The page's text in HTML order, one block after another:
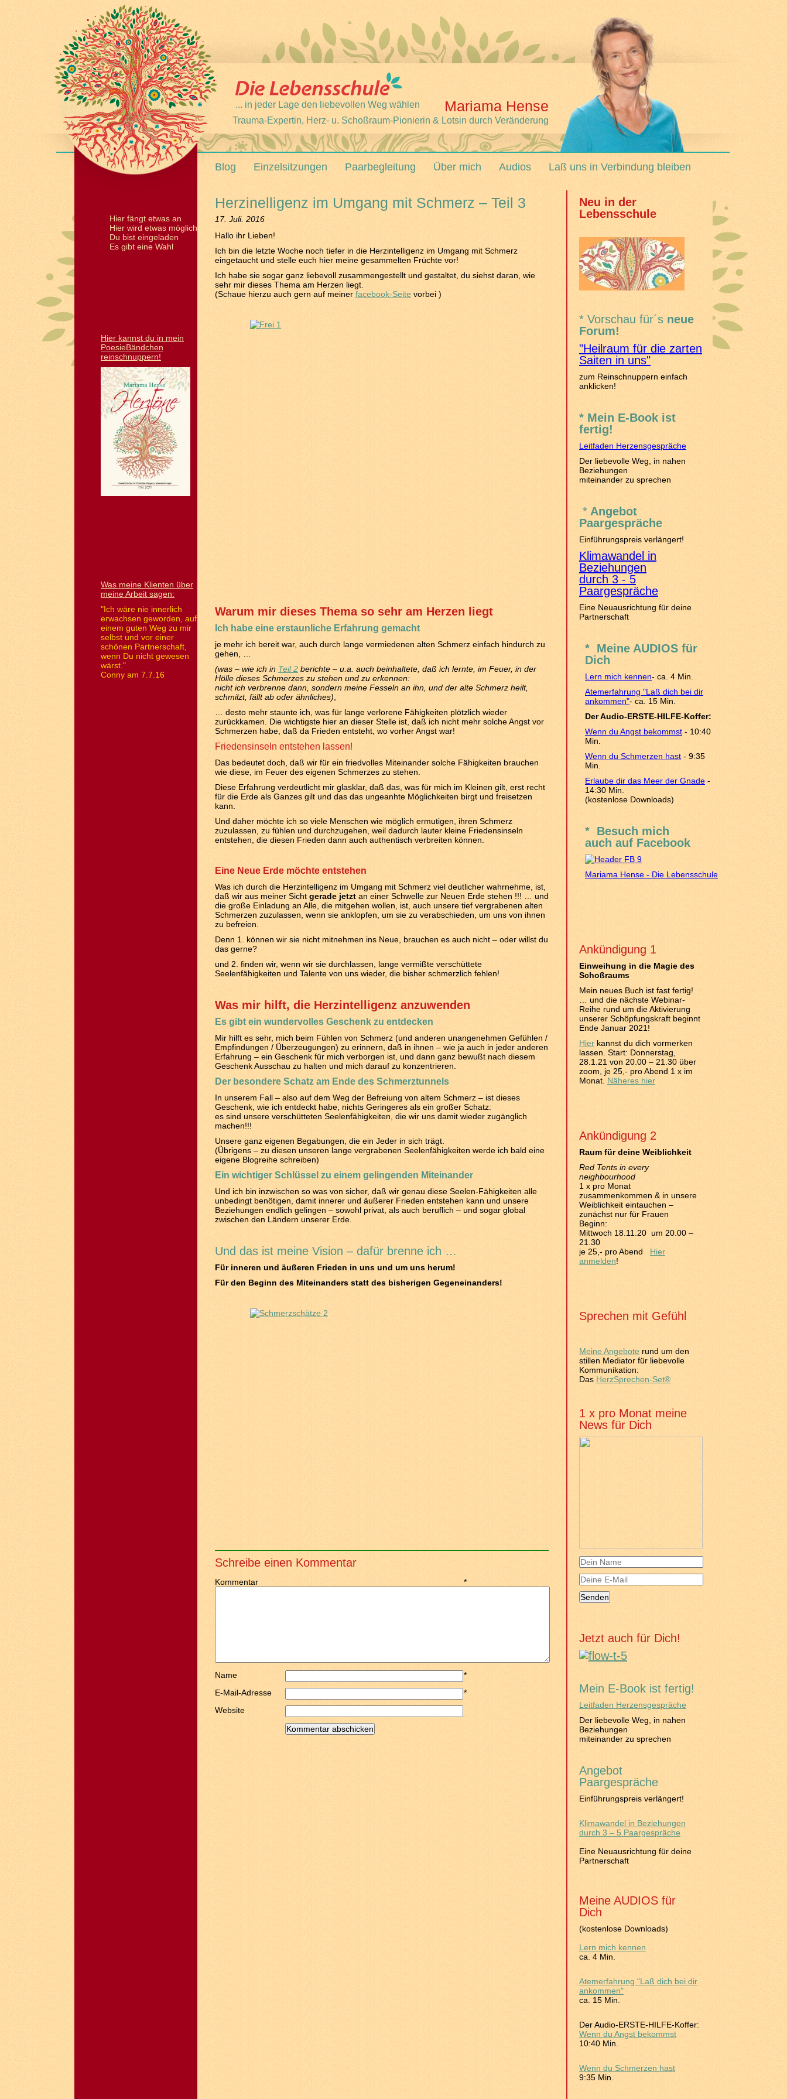
... in jeder Lage den liebevollen Weg wählen Mariama Hense
Trauma-Expertin, Herz- u. Schoßraum-Pionierin & Lotsin durch Veränderung
Blog Einzelsitzungen Paarbegleitung Über mich Audios Laß uns in Verbindung bleiben
Hier fängt etwas an
Hier wird etwas möglich
Du bist eingeladen
Es gibt eine Wahl
Hier kannst du in mein
PoesieBändchen
reinschnuppern!
Was meine Klienten über
meine Arbeit sagen:
"Ich wäre nie innerlich
erwachsen geworden, auf
einem guten Weg zu mir
selbst und vor einer
schönen Partnerschaft,
wenn Du nicht gewesen
wärst."
Conny am 7.7.16
Neu in der
Lebensschule
* Vorschau für´s neue
Forum!
"Heilraum für die zarten
Saiten in uns"
zum Reinschnuppern einfach
anklicken!
* Mein E-Book ist
fertig!
Leitfaden Herzensgespräche
Der liebevolle Weg, in nahen
Beziehungen
miteinander zu sprechen
* Angebot
Paargespräche
Einführungspreis verlängert!
Klimawandel in
Beziehungen
durch 3 - 5
Paargespräche
Eine Neuausrichtung für deine
Partnerschaft
* Meine AUDIOS für
Dich
Lern mich kennen- ca. 4 Min.
Atemerfahrung "Laß dich bei dir
ankommen"- ca. 15 Min.
Der Audio-ERSTE-HILFE-Koffer:
Wenn du Angst bekommst - 10:40
Min.
Wenn du Schmerzen hast - 9:35
Min.
Erlaube dir das Meer der Gnade -
14:30 Min.
(kostenlose Downloads)
* Besuch mich
auch auf Facebook
Mariama Hense - Die Lebensschule
Ankündigung 1
Einweihung in die Magie des
Schoßraums
Mein neues Buch ist fast fertig!
… und die nächste Webinar-
Reihe rund um die Aktivierung
unserer Schöpfungskraft beginnt
Ende Januar 2021!
Hier kannst du dich vormerken
lassen. Start: Donnerstag,
28.1.21 von 20.00 – 21.30 über
zoom, je 25,- pro Abend 1 x im
Monat. Näheres hier
Ankündigung 2
Raum für deine Weiblichkeit
Red Tents in every
neighbourhood
1 x pro Monat
zusammenkommen & in unsere
Weiblichkeit eintauchen –
zunächst nur für Frauen
Beginn:
Mittwoch 18.11.20 um 20.00 –
21.30
je 25,- pro Abend Hier
anmelden!
Sprechen mit Gefühl
Meine Angebote rund um den
stillen Mediator für liebevolle
Kommunikation:
Das HerzSprechen-Set®
1 x pro Monat meine
News für Dich
Jetzt auch für Dich!
Mein E-Book ist fertig!
Leitfaden Herzensgespräche
Der liebevolle Weg, in nahen
Beziehungen
miteinander zu sprechen
Angebot
Paargespräche
Einführungspreis verlängert!
Klimawandel in Beziehungen
durch 3 – 5 Paargespräche
Eine Neuausrichtung für deine
Partnerschaft
Meine AUDIOS für
Dich
(kostenlose Downloads)
Lern mich kennen
ca. 4 Min.
Atemerfahrung "Laß dich bei dir
ankommen"
ca. 15 Min.
Der Audio-ERSTE-HILFE-Koffer:
Wenn du Angst bekommst
10:40 Min.
Wenn du Schmerzen hast
9:35 Min.
Herzinelligenz im Umgang mit Schmerz – Teil 3
17. Juli. 2016
Hallo ihr Lieben!
Ich bin die letzte Woche noch tiefer in die Herzintelligenz im Umgang mit Schmerz
eingetaucht und stelle euch hier meine gesammelten Früchte vor!
Ich habe sie sogar ganz liebevoll zusammengestellt und gestaltet, du siehst daran, wie
sehr mir dieses Thema am Herzen liegt.
(Schaue hierzu auch gern auf meiner facebook-Seite vorbei )
Warum mir dieses Thema so sehr am Herzen liegt
Ich habe eine erstaunliche Erfahrung gemacht
je mehr ich bereit war, auch durch lange vermiedenen alten Schmerz einfach hindurch zu
gehen, …
(was – wie ich in Teil 2 berichte – u.a. auch beinhaltete, daß ich lernte, im Feuer, in der
Hölle dieses Schmerzes zu stehen und zu erkennen:
nicht ich verbrenne dann, sondern meine Fesseln an ihn, und der alte Schmerz heilt,
schmilzt, fällt ab oder ähnliches)
… desto mehr staunte ich, was für lange verlorene Fähigkeiten plötzlich wieder
zurückkamen. Die wichtigste hier an dieser Stelle ist, daß ich nicht mehr solche Angst vor
Schmerzen habe, daß da Frieden entsteht, wo vorher Angst war!
Friedensinseln entstehen lassen!
Das bedeutet doch, daß wir für ein friedvolles Miteinander solche Fähigkeiten brauchen
wie diese, im Feuer des eigenen Schmerzes zu stehen.
Diese Erfahrung verdeutlicht mir glasklar, daß das, was für mich im Kleinen gilt, erst recht
für die Erde als Ganzes gilt und das das ungeanhte Möglichkeiten birgt und freisetzen
kann.
Und daher möchte ich so viele Menschen wie möglich ermutigen, ihren Schmerz
zuzulassen, zu fühlen und durchzugehen, weil dadurch lauter kleine Friedensinseln
entstehen, die diesen Frieden dann auch authentisch verbreiten können.
Eine Neue Erde möchte entstehen
Was ich durch die Herzintelligenz im Umgang mit Schmerz viel deutlicher wahrnehme, ist,
daß wir aus meiner Sicht gerade jetzt an einer Schwelle zur Neuen Erde stehen !!! … und
die große Einladung an Alle, die mitgehen wollen, ist, auch unsere tief vergrabenen alten
Schmerzen zuzulassen, wenn sie anklopfen, um sie zu verabschieden, um uns von ihnen
zu befreien.
Denn 1. können wir sie nicht mitnehmen ins Neue, brauchen es auch nicht – oder willst du
das gerne?
und 2. finden wir, wenn wir sie durchlassen, lange vermißte verschüttete
Seelenfähigkeiten und Talente von uns wieder, die bisher schmerzlich fehlen!
Was mir hilft, die Herzintelligenz anzuwenden
Es gibt ein wundervolles Geschenk zu entdecken
Mir hilft es sehr, mich beim Fühlen von Schmerz (und anderen unangenehmen Gefühlen /
Empfindungen / Überzeugungen) zu erinnern, daß in ihnen – wie ja auch in jeder anderen
Erfahrung – ein Geschenk für mich verborgen ist, und dann ganz bewußt nach diesem
Geschenk Ausschau zu halten und mich darauf zu konzentrieren.
Der besondere Schatz am Ende des Schmerztunnels
In unserem Fall – also auf dem Weg der Befreiung von altem Schmerz – ist dieses
Geschenk, wie ich entdeckt habe, nichts Geringeres als ein großer Schatz:
es sind unsere verschütteten Seelenfähigkeiten, die wir uns damit wieder zugänglich
machen!!!
Unsere ganz eigenen Begabungen, die ein Jeder in sich trägt.
(Übrigens – zu diesen unseren lange vergrabenen Seelenfähigkeiten werde ich bald eine
eigene Blogreihe schreiben)
Ein wichtiger Schlüssel zu einem gelingenden Miteinander
Und ich bin inzwischen so was von sicher, daß wir genau diese Seelen-Fähigkeiten alle
unbedingt benötigen, damit innerer und äußerer Frieden entstehen kann und unsere
Beziehungen endlich gelingen – sowohl privat, als auch beruflich – und sogar global
zwischen den Ländern unserer Erde.
Und das ist meine Vision – dafür brenne ich …
Für inneren und äußeren Frieden in uns und um uns herum!
Für den Beginn des Miteinanders statt des bisherigen Gegeneinanders!
Schreibe einen Kommentar
Kommentar *
Name
*
E-Mail-Adresse
*
Website